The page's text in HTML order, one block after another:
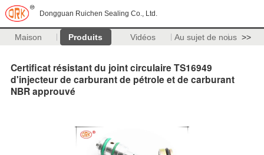
Dongguan Ruichen Sealing Co., Ltd.
Maison Produits Vidéos Au sujet de nous >>
Certificat résistant du joint circulaire TS16949
d'injecteur de carburant de pétrole et de carburant
NBR approuvé